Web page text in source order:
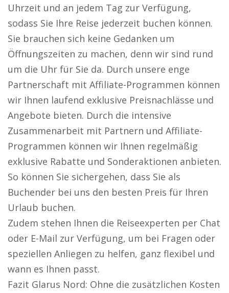
Uhrzeit und an jedem Tag zur Verfügung,
sodass Sie Ihre Reise jederzeit buchen können.
Sie brauchen sich keine Gedanken um
Öffnungszeiten zu machen, denn wir sind rund
um die Uhr für Sie da. Durch unsere enge
Partnerschaft mit Affiliate-Programmen können
wir Ihnen laufend exklusive Preisnachlässe und
Angebote bieten. Durch die intensive
Zusammenarbeit mit Partnern und Affiliate-
Programmen können wir Ihnen regelmäßig
exklusive Rabatte und Sonderaktionen anbieten.
So können Sie sichergehen, dass Sie als
Buchender bei uns den besten Preis für Ihren
Urlaub buchen.
Zudem stehen Ihnen die Reiseexperten per Chat
oder E-Mail zur Verfügung, um bei Fragen oder
speziellen Anliegen zu helfen, ganz flexibel und
wann es Ihnen passt.
Fazit Glarus Nord: Ohne die zusätzlichen Kosten